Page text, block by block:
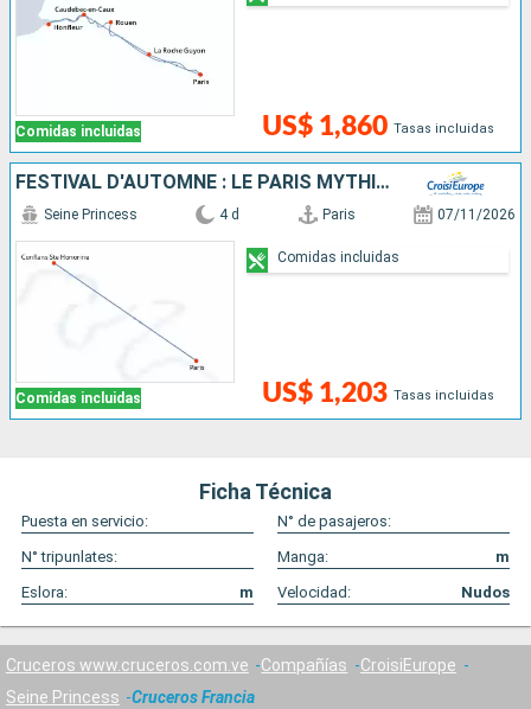
Comidas incluidas US$ 1,860 Tasas incluidas
FESTIVAL D'AUTOMNE : LE PARIS MYTHIQUE
Comidas incluidas
Seine Princess 4 d Paris 07/11/2026
US$ 1,203 Tasas incluidas
Comidas incluidas
Ficha Técnica
Puesta en servicio:
N° de pasajeros:
N° tripunlates:
Manga:
m
Eslora:
m Velocidad: Nudos
Cruceros www.cruceros.com.ve Compañías
CroisiEurope
Seine Princess
Cruceros Francia